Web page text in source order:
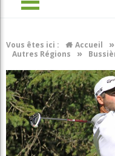
Vous êtes ici : Accueil »
Autres Régions »